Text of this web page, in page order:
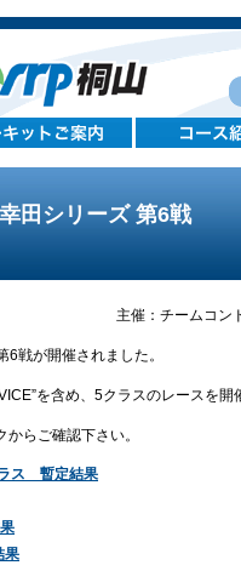
田シリーズ 第6戦
主催：チームコ
戦が開催されました。
を含め、5クラスのレースを開
らご確認下さい。
ス 暫定結果
果